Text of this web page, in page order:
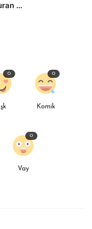
...
0
Komik
0
Vay
0